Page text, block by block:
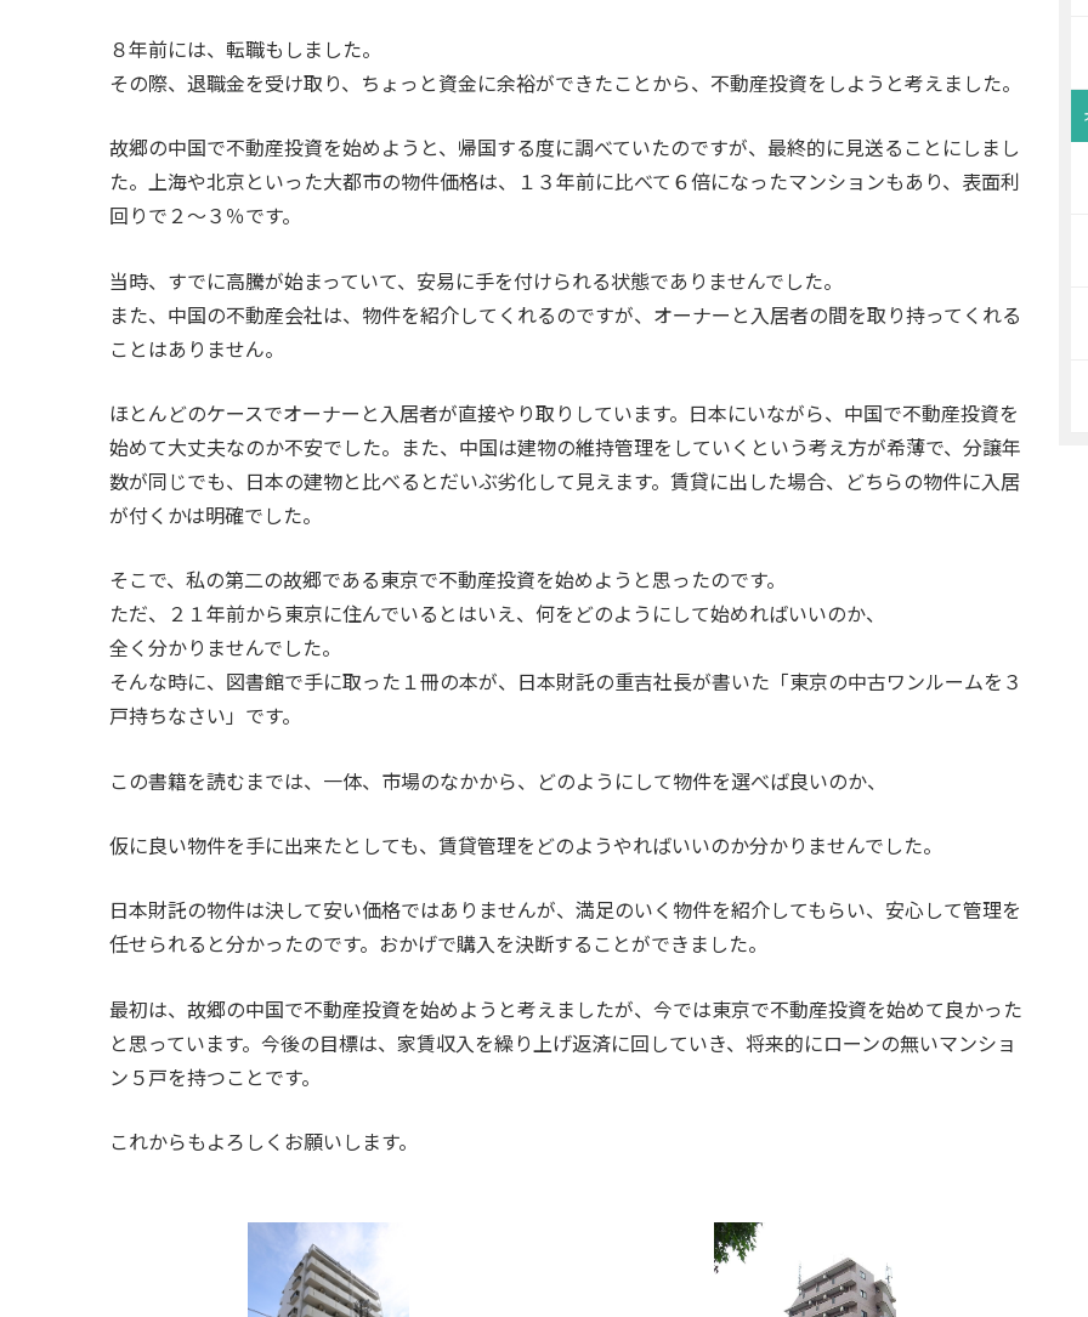
８年前には、転職もしました。
その際、退職金を受け取り、ちょっと資金に余裕ができたことから、不動産投資をしようと考えました。
故郷の中国で不動産投資を始めようと、帰国する度に調べていたのですが、最終的に見送ることにしまし
た。上海や北京といった大都市の物件価格は、１３年前に比べて６倍になったマンションもあり、表面利
回りで２～３％です。
当時、すでに高騰が始まっていて、安易に手を付けられる状態でありませんでした。
また、中国の不動産会社は、物件を紹介してくれるのですが、オーナーと入居者の間を取り持ってくれる
ことはありません。
ほとんどのケースでオーナーと入居者が直接やり取りしています。日本にいながら、中国で不動産投資を
始めて大丈夫なのか不安でした。また、中国は建物の維持管理をしていくという考え方が希薄で、分譲年
数が同じでも、日本の建物と比べるとだいぶ劣化して見えます。賃貸に出した場合、どちらの物件に入居
が付くかは明確でした。
そこで、私の第二の故郷である東京で不動産投資を始めようと思ったのです。
ただ、２１年前から東京に住んでいるとはいえ、何をどのようにして始めればいいのか、
全く分かりませんでした。
そんな時に、図書館で手に取った１冊の本が、日本財託の重吉社長が書いた「東京の中古ワンルームを３
戸持ちなさい」です。
この書籍を読むまでは、一体、市場のなかから、どのようにして物件を選べば良いのか、
仮に良い物件を手に出来たとしても、賃貸管理をどのようやればいいのか分かりませんでした。
日本財託の物件は決して安い価格ではありませんが、満足のいく物件を紹介してもらい、安心して管理を
任せられると分かったのです。おかげで購入を決断することができました。
最初は、故郷の中国で不動産投資を始めようと考えましたが、今では東京で不動産投資を始めて良かった
と思っています。今後の目標は、家賃収入を繰り上げ返済に回していき、将来的にローンの無いマンショ
ン５戸を持つことです。
これからもよろしくお願いします。